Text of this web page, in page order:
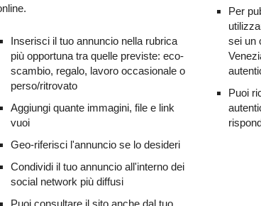
Inserisci il tuo annuncio nella rubrica
più opportuna tra quelle previste: eco-
scambio, regalo, lavoro occasionale o
perso/ritrovato
Aggiungi quante immagini, file e link
vuoi
Geo-riferisci l'annuncio se lo desideri
Condividi il tuo annuncio all'interno dei
social network più diffusi
Puoi consultare il sito anche dal tuo
Per
sei un
Puoi